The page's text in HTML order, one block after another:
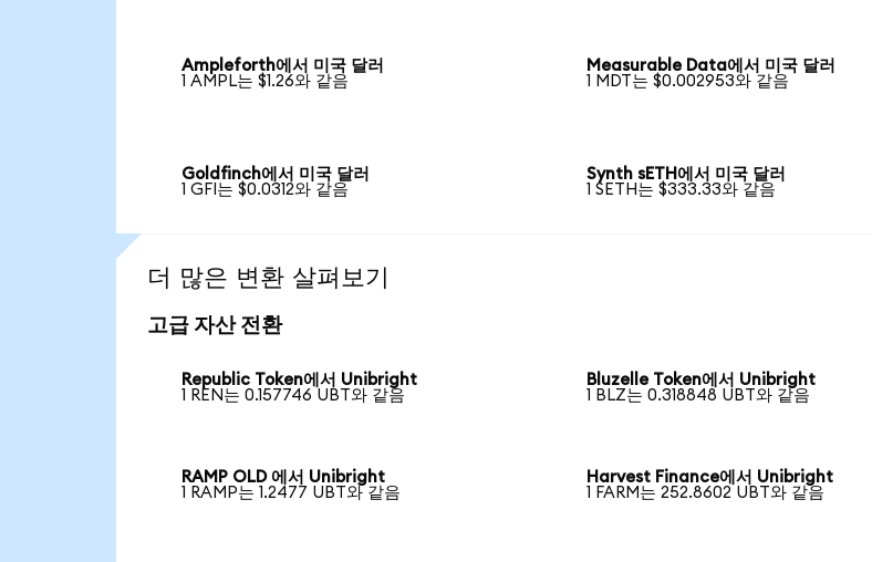
Ampleforth에서 미국 달러
1 AMPL는 $1.26와 같음
Measurable Data에서 미국 달러
1 MDT는 $0.002953와 같음
Goldfinch에서 미국 달러
1 GFI는 $0.0312와 같음
Synth sETH에서 미국 달러
1 SETH는 $333.33와 같음
더 많은 변환 살펴보기
고급 자산 전환
Republic Token에서 Unibright
1 REN는 0.157746 UBT와 같음
Bluzelle Token에서 Unibright
1 BLZ는 0.318848 UBT와 같음
RAMP OLD 에서 Unibright
1 RAMP는 1.2477 UBT와 같음
Harvest Finance에서 Unibright
1 FARM는 252.8602 UBT와 같음